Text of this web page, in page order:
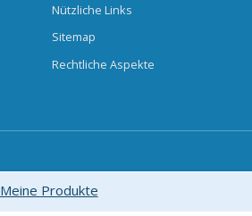
Nützliche Links
Sitemap
Rechtliche Aspekte
Meine Produkte